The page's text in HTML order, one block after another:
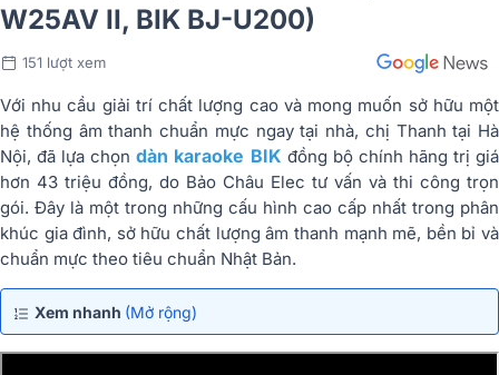
W25AV II, BIK BJ-U200)
151 lượt xem
Với nhu cầu giải trí chất lượng cao và mong muốn sở hữu một
hệ thống âm thanh chuẩn mực ngay tại nhà, chị Thanh tại Hà
Nội, đã lựa chọndàn karaoke BIK đồng bộ chính hãng trị giá
hơn 43 triệu đồng, do Bảo Châu Elec tư vấn và thi công trọn
gói. Đây là một trong những cấu hình cao cấp nhất trong phân
khúc gia đình, sở hữu chất lượng âm thanh mạnh mẽ, bền bỉ và
chuẩn mực theo tiêu chuẩn Nhật Bản.
Xem nhanh (Mở rộng)